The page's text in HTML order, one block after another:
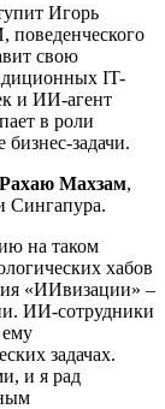
Игорь
поведенческого
свою
IT-
и ИИ-агент
в роли
задачи.
Махзам,
Сингапура.
на таком
хабов
«ИИвизации» –
ИИ-сотрудники
задачах.
и я рад